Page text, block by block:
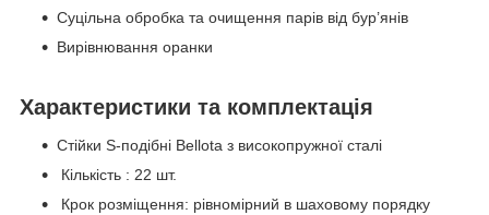
Суцільна обробка та очищення парів від бур’янів
Вирівнювання оранки
Характеристики та комплектація
Стійки S-подібні Bellota з високопружної сталі
Кількість : 22 шт.
Крок розміщення: рівномірний в шаховому порядку